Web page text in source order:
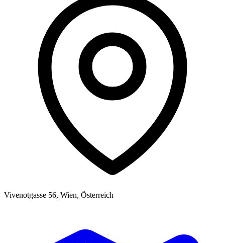
Vivenotgasse 56, Wien, Österreich